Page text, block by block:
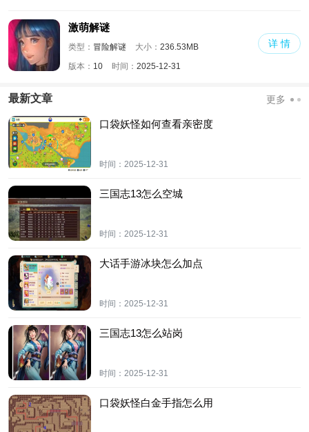
激萌解谜
类型： 冒险解谜 大小： 236.53MB
版本： 10 时间： 2025-12-31
详 情
最新文章 更多
口袋妖怪如何查看亲密度
时间： 2025-12-31
三国志13怎么空城
时间： 2025-12-31
大话手游冰块怎么加点
时间： 2025-12-31
三国志13怎么站岗
时间： 2025-12-31
口袋妖怪白金手指怎么用